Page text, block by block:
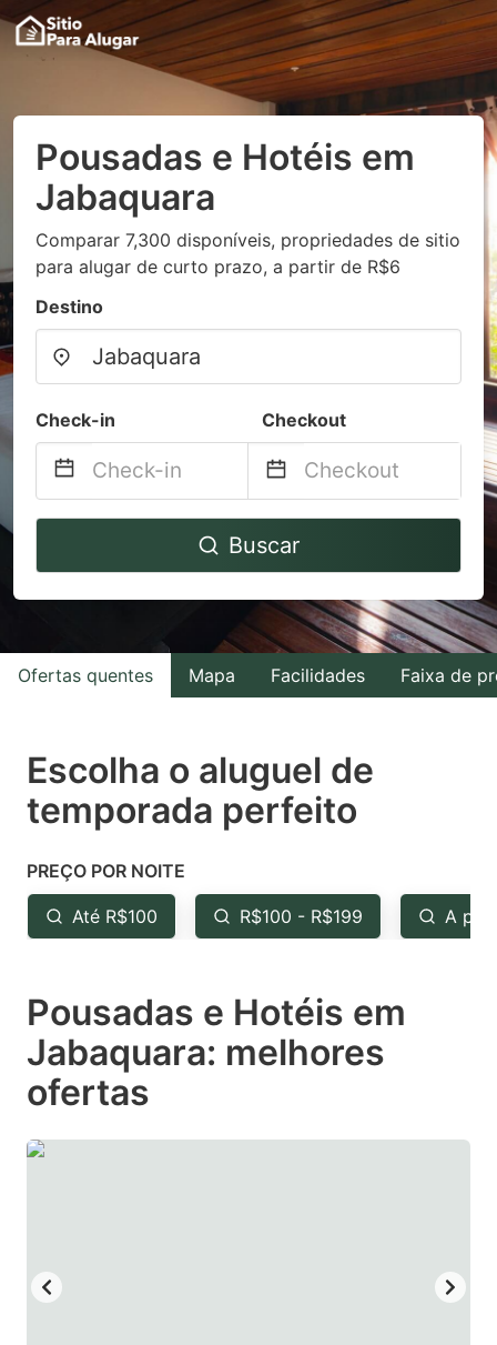
Pousadas e Hotéis em
Jabaquara
Comparar 7,300 disponíveis, propriedades de sitio
para alugar de curto prazo, a partir de R$6
Destino
Check-in Checkout
Navigate
to
with
the
select
a
Press
the
question
key
to
get
the
keyboard
Navigate
to
interact
with
the
select
a
the
question
key
to
keyboard
Buscar
Ofertas quentes Mapa Facilidades Faixa de
Escolha o aluguel de
temporada perfeito
PREÇO POR NOITE
Até R$100 R$100 - R$199 A
Pousadas e Hotéis em
Jabaquara: melhores
ofertas